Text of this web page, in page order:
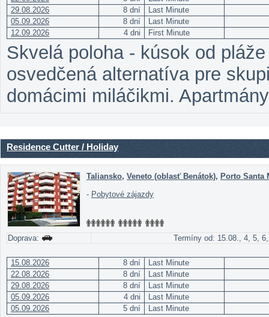
29.08.2026
8 dní
Last Minute
05.09.2026
8 dní
Last Minute
12.09.2026
4 dni First Minute
Skvelá poloha - kúsok od
osvedčená alternatíva pre
domácimi miláčikmi.
Residence Cutter / Holiday
Taliansko, Veneto (oblasť Benátok), Porto Santa
- Pobytové zájazdy
Doprava: Termíny od: 15.08., 4, 5,
15.08.2026 8 dní
Last Minute
22.08.2026
8 dní
Last Minute
29.08.2026
8 dní
Last Minute
05.09.2026
4 dni
Last Minute
05.09.2026
5 dní Last Minute